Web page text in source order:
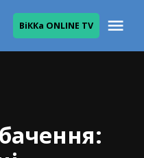
ВіККа ONLINE TV